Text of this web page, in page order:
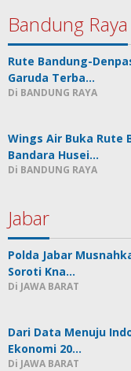
Bandung Raya
Rute Bandung-
Garuda Terba…
Di BANDUNG RAYA
Wings Air Buka Rute
Bandara Husei…
Di BANDUNG RAYA
Jabar
Polda Jabar
Soroti Kna…
Di JAWA BARAT
Dari Data Menuju
Ekonomi 20…
Di JAWA BARAT